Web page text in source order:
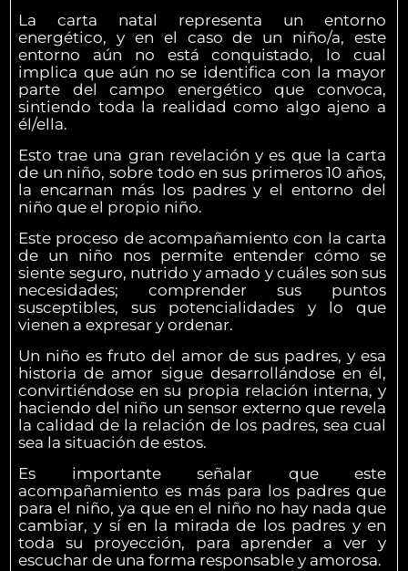
La carta natal representa un entorno
energético, y en el caso de un niño/a, este
entorno aún no está conquistado, lo cual
implica que aún no se identifica con la mayor
parte del campo energético que convoca,
sintiendo toda la realidad como algo ajeno a
él/ella.
Esto trae una gran revelación y es que la carta
de un niño, sobre todo en sus primeros 10 años,
la encarnan más los padres y el entorno del
niño que el propio niño.
Este proceso de acompañamiento con la carta
de un niño nos permite entender cómo se
siente seguro, nutrido y amado y cuáles son sus
necesidades; comprender sus puntos
susceptibles, sus potencialidades y lo que
vienen a expresar y ordenar.
Un niño es fruto del amor de sus padres, y esa
historia de amor sigue desarrollándose en él,
convirtiéndose en su propia relación interna, y
haciendo del niño un sensor externo que revela
la calidad de la relación de los padres, sea cual
sea la situación de estos.
Es importante señalar que este
acompañamiento es más para los padres que
para el niño, ya que en el niño no hay nada que
cambiar, y sí en la mirada de los padres y en
toda su proyección, para aprender a ver y
escuchar de una forma responsable y amorosa.